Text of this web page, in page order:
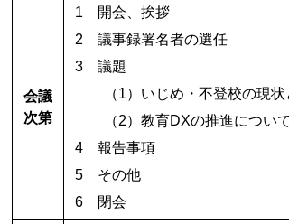
会議
次第
1 開会、挨拶
2 議事録署名者の選任
3 議題
（1）いじめ・不登校の現状
（2）教育DXの推進について
4 報告事項
5 その他
6 閉会